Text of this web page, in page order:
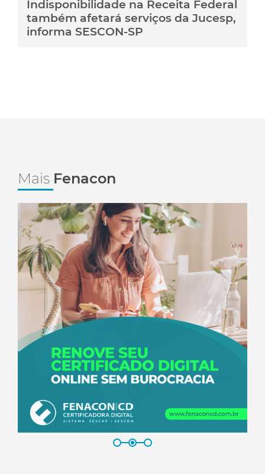
Indisponibilidade na Receita Federal
também afetará serviços da Jucesp,
informa SESCON-SP
Mais Fenacon